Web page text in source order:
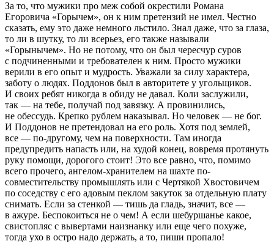
За то, что мужики про меж собой окрестили Романа
Егоровича «Горычем», он к ним претензий не имел. Честно
сказать, ему это даже немного льстило. Знал даже, что за глаза,
то ли в шутку, то ли всерьез, его также называли
«Горынычем». Но не потому, что он был чересчур суров
с подчиненными и требователен к ним. Просто мужики
верили в его опыт и мудрость. Уважали за силу характера,
заботу о людях. Поддонов был в авторитете у угольщиков.
И своих ребят никогда в обиду не давал. Коли заслужили,
так — на тебе, получай под завязку. А провинились,
не обессудь. Крепко рублем наказывал. Но человек — не бог.
И Поддонов не претендовал на его роль. Хотя под землей,
все — по-другому, чем на поверхности. Там иногда
предупредить напасть или, на худой конец, вовремя протянуть
руку помощи, дорогого стоит! Это все равно, что, помимо
всего прочего, ангелом-хранителем на шахте по-
совместительству промышлять или с Чертякой Хвостовичем
по соседству с его адовым пеклом закуток за отдельную плату
снимать. Если за стенкой — тишь да гладь, значит, все —
в ажуре. Беспокоиться не о чем! А если шебуршанье какое,
свистопляс с вывертами наизнанку или еще чего похуже,
тогда ухо в остро надо держать, а то, пиши пропало!